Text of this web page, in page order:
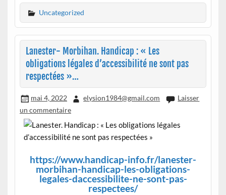
Uncategorized
Lanester- Morbihan. Handicap : « Les
obligations légales d’accessibilité ne sont pas
respectées »…
mai 4, 2022 elysion1984@gmail.com
Laisser
un commentaire
https://www.handicap-info.fr/lanester-
morbihan-handicap-les-obligations-
legales-daccessibilite-ne-sont-pas-
respectees/